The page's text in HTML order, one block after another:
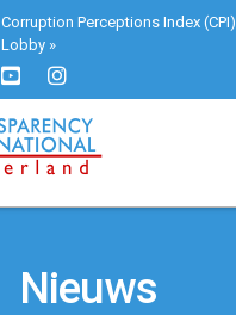
Corruption Perceptions Index (CPI)
Lobby»
Nieuws